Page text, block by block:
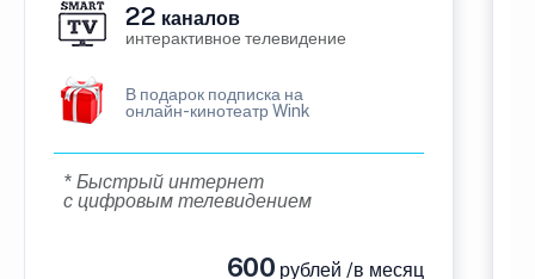
22 каналов
интерактивное телевидение
В подарок подписка на
онлайн-кинотеатр Wink
* Быстрый интернет
с цифровым телевидением
600 рублей /в месяц